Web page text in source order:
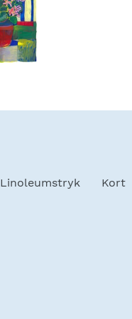
Linoleumstryk Kort